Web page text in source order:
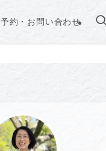
予約・お問い合わせ